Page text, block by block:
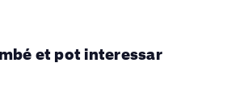
et pot interessar